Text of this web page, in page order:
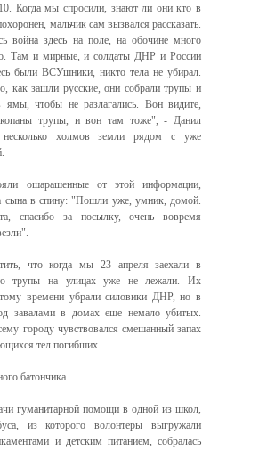
Когда мы спросили, знают ли они кто в
мальчик сам вызвался рассказать.
война здесь на поле, на обочине много
Там и мирные, и солдаты ДНР и России
были ВСУшники, никто тела не убирал.
как зашли русские, они собрали трупы и
ямы, чтобы не разлагались. Вон видите,
трупы, и вон там тоже", - Данил
холмов земли рядом с уже
ошарашенные от этой информации,
сына в спину: "Пошли уже, умник, домой.
спасибо за посылку, очень вовремя
что когда мы 23 апреля заехали в
трупы на улицах уже не лежали. Их
времени убрали силовики ДНР, но в
завалами в домах еще немало убитых.
городу чувствовался смешанный запах
тел погибших.
батончика
гуманитарной помощи в одной из школ,
из которого волонтеры выгружали
и детским питанием, собралась